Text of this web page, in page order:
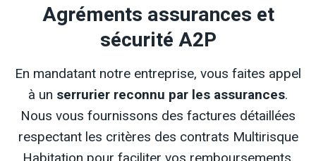
Agréments assurances et
sécurité A2P
En mandatant notre entreprise, vous faites appel
à un serrurier reconnu par les assurances.
Nous vous fournissons des factures détaillées
respectant les critères des contrats Multirisque